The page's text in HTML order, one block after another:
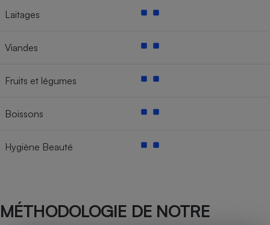
Laitages
Viandes
Fruits et légumes
Boissons
Hygiène Beauté
MÉTHODOLOGIE DE NOTRE